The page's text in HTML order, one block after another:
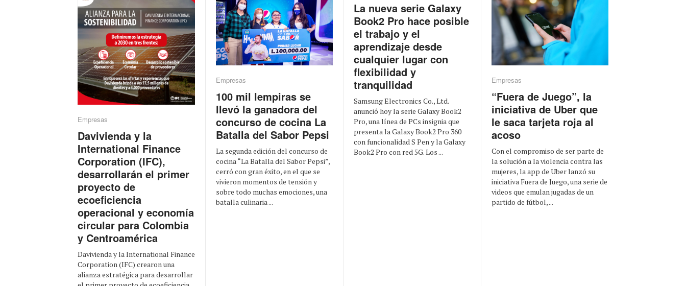
Empresas
Davivienda y la
International Finance
Corporation (IFC),
desarrollarán el primer
proyecto de
ecoeficiencia
operacional y economía
circular para Colombia
y Centroamérica
Davivienda y la International Finance
Corporation (IFC) crearon una
alianza estratégica para desarrollar
Empresas
100 mil lempiras se
llevó la ganadora del
concurso de cocina La
Batalla del Sabor Pepsi
La segunda edición del concurso de
cocina “La Batalla del Sabor Pepsi”,
cerró con gran éxito, en el que se
vivieron momentos de tensión y
sobre todo muchas emociones, una
batalla culinaria ...
La nueva serie Galaxy
Book2 Pro hace posible
el trabajo y el
aprendizaje desde
cualquier lugar con
flexibilidad y
tranquilidad
Samsung Electronics Co., Ltd.
anunció hoy la serie Galaxy Book2
Pro, una línea de PCs insignia que
presenta la Galaxy Book2 Pro 360
con funcionalidad S Pen y la Galaxy
Book2 Pro con red 5G. Los ...
Empresas
“Fuera de Juego”, la
iniciativa de Uber que
le saca tarjeta roja al
acoso
Con el compromiso de ser parte de
la solución a la violencia contra las
mujeres, la app de Uber lanzó su
iniciativa Fuera de Juego, una serie de
videos que emulan jugadas de un
partido de fútbol, ...